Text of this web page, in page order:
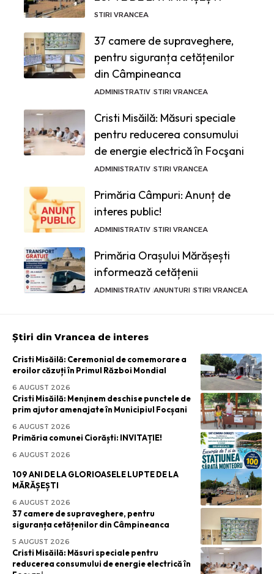
STIRI VRANCEA
37 camere de supraveghere,
pentru siguranța cetățenilor
din Câmpineanca
ADMINISTRATIV STIRI VRANCEA
Cristi Misăilă: Măsuri speciale
pentru reducerea consumului
de energie electrică în Focşani
ADMINISTRATIV STIRI VRANCEA
Primăria Câmpuri: Anunț de
interes public!
ADMINISTRATIV STIRI VRANCEA
Primăria Orașului Mărășești
informează cetățenii
ADMINISTRATIV ANUNTURI STIRI VRANCEA
Știri din Vrancea de interes
Cristi Misăilă: Ceremonial de comemorare a
eroilor căzuți în Primul Război Mondial
6 AUGUST 2026
Cristi Misăilă: Menţinem deschise punctele de
prim ajutor amenajate în Municipiul Focșani
6 AUGUST 2026
Primăria comunei Ciorăști: INVITAȚIE!
6 AUGUST 2026
109 ANI DE LA GLORIOASELE LUPTE DE LA
MĂRĂȘEȘTI
6 AUGUST 2026
37 camere de supraveghere, pentru
siguranța cetățenilor din Câmpineanca
5 AUGUST 2026
Cristi Misăilă: Măsuri speciale pentru
reducerea consumului de energie electrică în